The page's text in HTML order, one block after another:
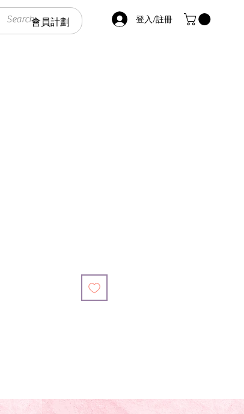
登入/註冊
會員計劃